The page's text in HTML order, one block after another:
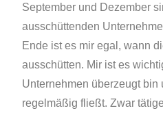
September und Dezember
ausschüttenden
Ende ist es mir egal, wann
ausschütten. Mir ist es
Unternehmen überzeugt bin
regelmäßig fließt. Zwar